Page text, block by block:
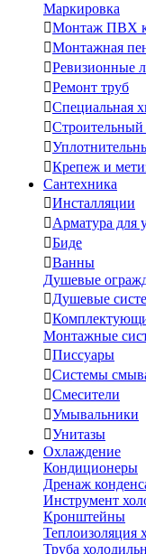
Маркировка
Монтаж ПВХ
Монтажная
Ревизионные
Ремонт труб
Специальная
Строительный

Крепеж и
Сантехника
Инсталляции
Арматура для
Биде
Ванны
Душевые
Душевые

Монтажные
Писсуары
Системы
Смесители
Умывальники
Унитазы
Охлаждение
Кондиционеры
Дренаж
Инструмент
Кронштейны
Теплоизоляция
Труба